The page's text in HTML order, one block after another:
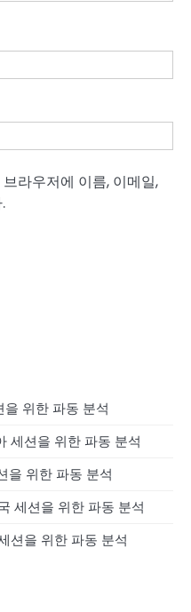
라우저에 이름, 이메일,
을 위한 파동 분석
세션을 위한 파동 분석
을 위한 파동 분석
세션을 위한 파동 분석
션을 위한 파동 분석